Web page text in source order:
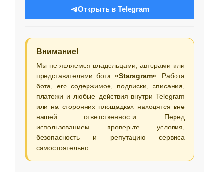
Открыть в Telegram
Внимание!
Мы не являемся владельцами, авторами или
представителями бота «Starsgram». Работа
бота, его содержимое, подписки, списания,
платежи и любые действия внутри Telegram
или на сторонних площадках находятся вне
нашей ответственности. Перед
использованием проверьте условия,
безопасность и репутацию сервиса
самостоятельно.